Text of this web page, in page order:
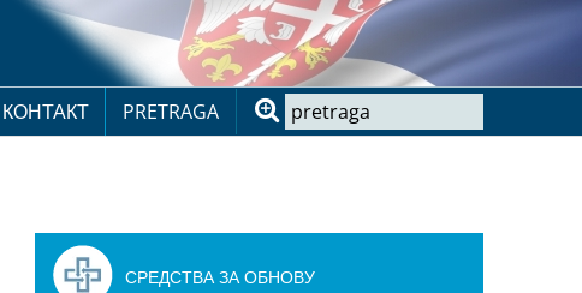
КОНТАКТ PRETRAGA
СРЕДСТВА ЗА ОБНОВУ